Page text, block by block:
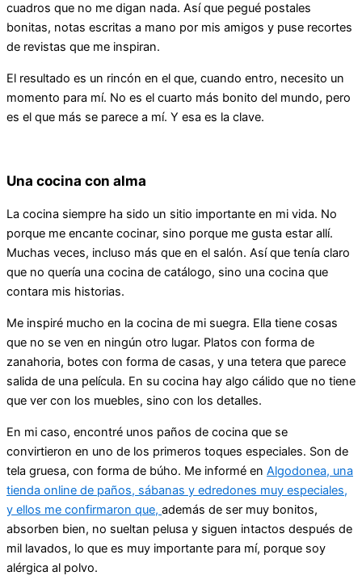
cuadros que no me digan nada. Así que pegué postales
bonitas, notas escritas a mano por mis amigos y puse recortes
de revistas que me inspiran.
El resultado es un rincón en el que, cuando entro, necesito un
momento para mí. No es el cuarto más bonito del mundo, pero
es el que más se parece a mí. Y esa es la clave.
Una cocina con alma
La cocina siempre ha sido un sitio importante en mi vida. No
porque me encante cocinar, sino porque me gusta estar allí.
Muchas veces, incluso más que en el salón. Así que tenía claro
que no quería una cocina de catálogo, sino una cocina que
contara mis historias.
Me inspiré mucho en la cocina de mi suegra. Ella tiene cosas
que no se ven en ningún otro lugar. Platos con forma de
zanahoria, botes con forma de casas, y una tetera que parece
salida de una película. En su cocina hay algo cálido que no tiene
que ver con los muebles, sino con los detalles.
En mi caso, encontré unos paños de cocina que se
convirtieron en uno de los primeros toques especiales. Son de
tela gruesa, con forma de búho. Me informé en Algodonea, una
tienda online de paños, sábanas y edredones muy especiales,
y ellos me confirmaron que, además de ser muy bonitos,
absorben bien, no sueltan pelusa y siguen intactos después de
mil lavados, lo que es muy importante para mí, porque soy
alérgica al polvo.